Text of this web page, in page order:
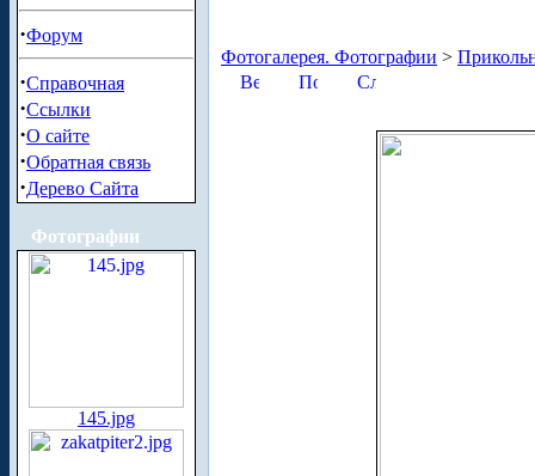
·Форум
·Справочная
·Ссылки
·О сайте
·Обратная связь
·Дерево Сайта
Фотографии
145.jpg
Фотогалерея. Фотографии >